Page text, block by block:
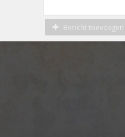
Bericht toevoegen